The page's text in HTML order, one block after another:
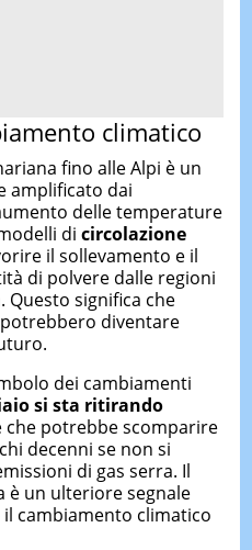
climatico
fino alle Alpi è un
amplificato dai
delle temperature
di circolazione
il sollevamento e il
di polvere dalle regioni
Questo significa che
diventare
dei cambiamenti
si sta ritirando
che potrebbe scomparire
decenni se non si
di gas serra. Il
è un ulteriore segnale
cambiamento climatico